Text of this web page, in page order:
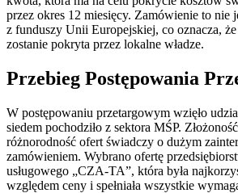
przez okres 12 miesięcy. Zamówienie to nie
z funduszy Unii Europejskiej, co oznacza, że
zostanie pokryta przez lokalne władze.
Przebieg Postępowania
W postępowaniu przetargowym wzięło
siedem pochodziło z sektora MŚP.
różnorodność ofert świadczy o dużym
zamówieniem. Wybrano ofertę
usługowego „CZA-TA”, która była
względem ceny i spełniała wszystkie